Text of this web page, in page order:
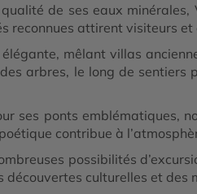
de ses eaux
reconnues attirent visiteurs
mêlant villas
arbres, le long de
ses ponts emblématiques,
contribue à
possibilités
culturelles et des